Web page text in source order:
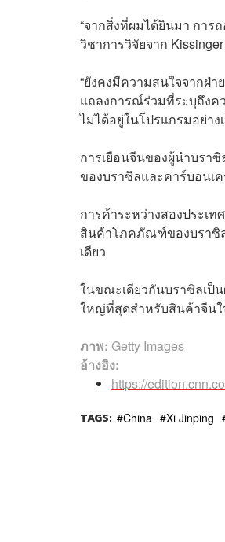
“จากสิ่งที่ผมได้ยินมา การ
วิชาการวิจัยจาก
“ยังคงมีความสนใจจากฝ่
แถลงการณ์ร่วมที่ระบุถึงค
ไม่ได้อยู่ในโปรแกรมอย่า
การเยือนจีนของผู้นำบรา
ของบราซิลและคาร์บอนเ
การค้าระหว่างสองประเ
สินค้าโภคภัณฑ์ของบราซิล
เดียว
ในขณะเดียวกันบราซิลเป็
ใหญ่ที่สุดสำหรับสินค้าจีนใ
ภาพ: Getty Images
อ้างอิง:
https://
TAGS: China Xi Jinping